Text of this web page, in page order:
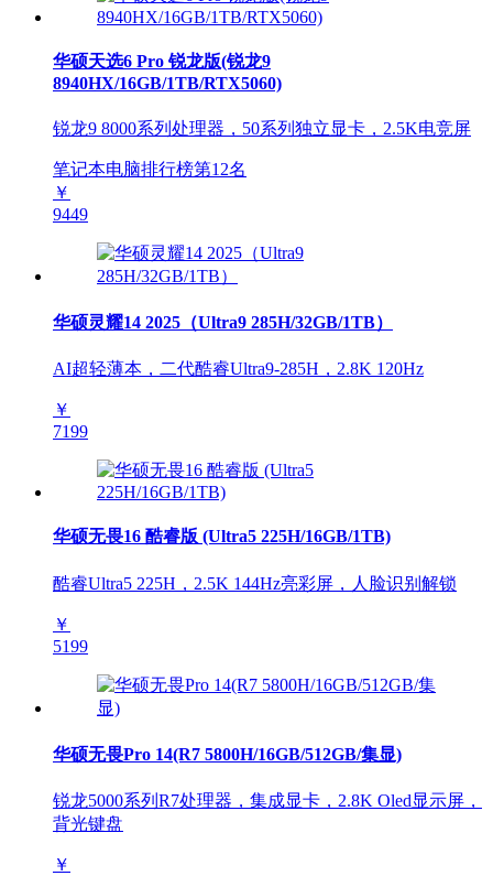
华硕天选6 Pro 锐龙版(锐龙9
8940HX/16GB/1TB/RTX5060)
锐龙9 8000系列处理器，50系列独立显卡，2.5K电竞屏
笔记本电脑排行榜第12名
￥
9449
华硕灵耀14 2025（Ultra9 285H/32GB/1TB）
AI超轻薄本，二代酷睿Ultra9-285H，2.8K 120Hz
￥
7199
华硕无畏16 酷睿版 (Ultra5 225H/16GB/1TB)
酷睿Ultra5 225H，2.5K 144Hz亮彩屏，人脸识别解锁
￥
5199
华硕无畏Pro 14(R7 5800H/16GB/512GB/集显)
锐龙5000系列R7处理器，集成显卡，2.8K Oled显示屏，
背光键盘
￥